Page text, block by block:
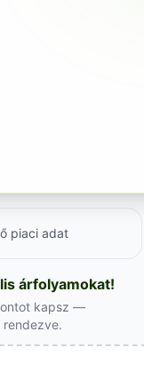
piaci adat
árfolyamokat!
kapsz —